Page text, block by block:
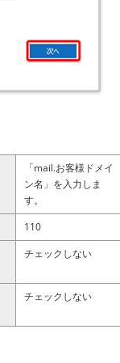
「mail.お客様ドメイ
ン名」を入力しま
す。
110
チェックしない
チェックしない